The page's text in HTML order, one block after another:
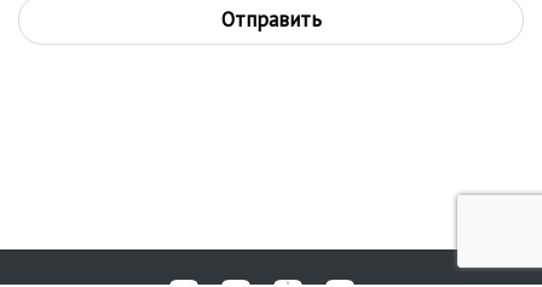
Отправить